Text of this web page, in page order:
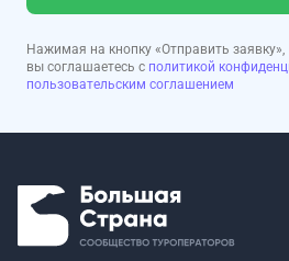
Нажимая на кнопку «Отправить заявку»,
вы соглашаетесь с политикой
пользовательским соглашением